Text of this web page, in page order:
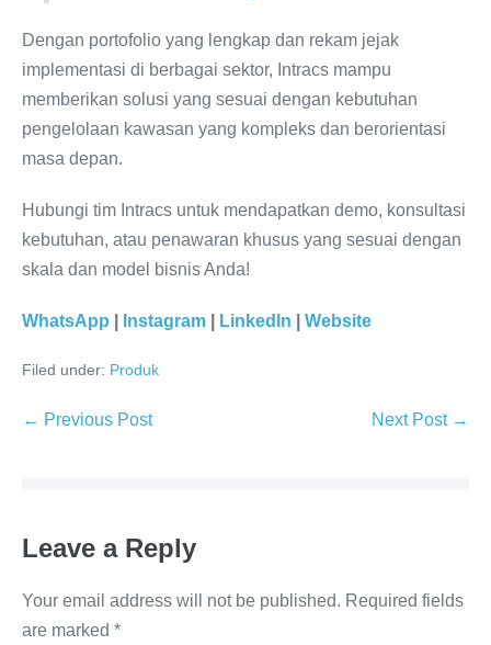
Dengan portofolio yang lengkap dan rekam jejak
implementasi di berbagai sektor, Intracs mampu
memberikan solusi yang sesuai dengan kebutuhan
pengelolaan kawasan yang kompleks dan berorientasi
masa depan.
Hubungi tim Intracs untuk mendapatkan demo, konsultasi
kebutuhan, atau penawaran khusus yang sesuai dengan
skala dan model bisnis Anda!
WhatsApp Instagram LinkedIn Website
Filed under: Produk
← Previous Post Next Post →
Leave a Reply
Your email address will not be published. Required fields
are marked *